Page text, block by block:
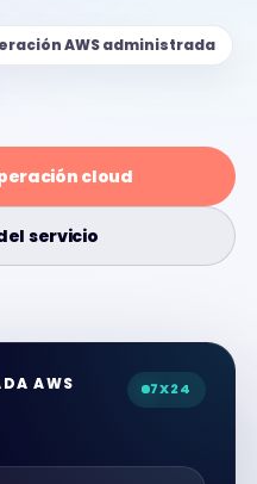
AWS administrada
cloud
servicio
AWS 7X24